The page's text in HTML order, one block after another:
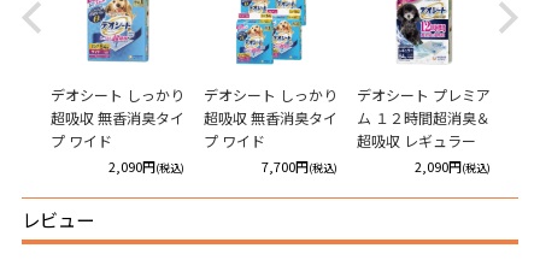
Previous
デオシート しっかり
超吸収 無香消臭タイ
プ ワイド
2,090円(税込)
デオシート しっかり
超吸収 無香消臭タイ
プ ワイド
7,700円(税込)
デオシート プレミア
ム １２時間超消臭＆
超吸収 レギュラー
2,090円(税込)
Next
レビュー